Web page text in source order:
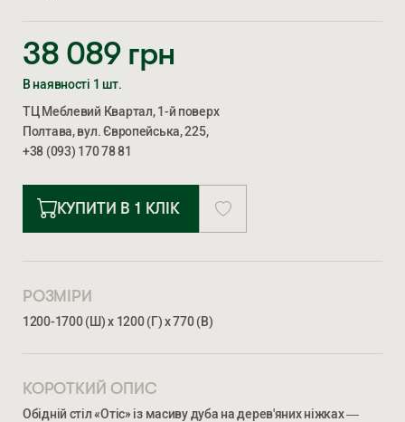
38 089 грн
В наявності 1 шт.
ТЦ Меблевий Квартал, 1-й поверх
Полтава, вул. Європейська, 225,
+38 (093) 170 78 81
КУПИТИ В 1 КЛІК
РОЗМІРИ
1200-1700 (Ш) х 1200 (Г) х 770 (В)
КОРОТКИЙ ОПИС
Обідній стіл «Отіс» із масиву дуба на дерев'яних ніжках —